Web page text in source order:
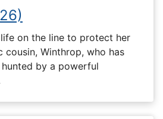
on the line to protect her
cousin, Winthrop, who has
by a powerful